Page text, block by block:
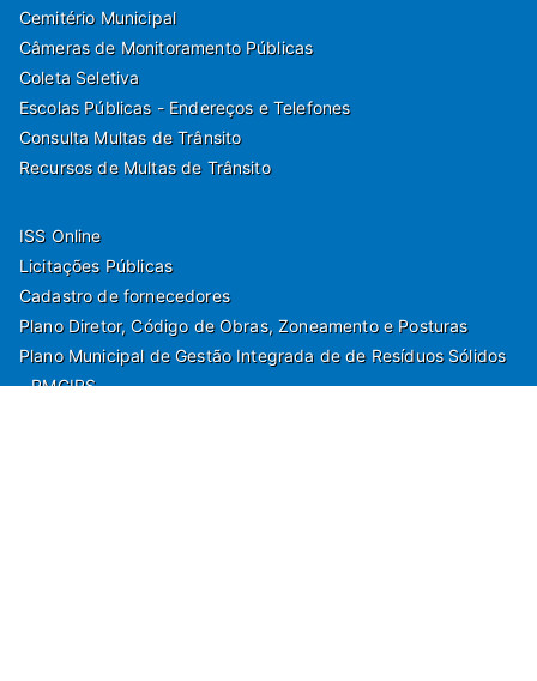
Cemitério Municipal
Câmeras de Monitoramento Públicas
Coleta Seletiva
Escolas Públicas - Endereços e Telefones
Consulta Multas de Trânsito
Recursos de Multas de Trânsito
ISS Online
Licitações Públicas
Cadastro de fornecedores
Plano Diretor, Código de Obras, Zoneamento e Posturas
Plano Municipal de Gestão Integrada de de Resíduos Sólidos
- PMGIRS